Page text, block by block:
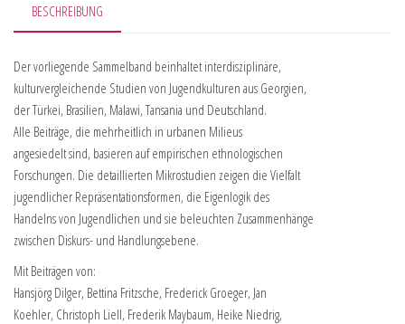
BESCHREIBUNG
Der vorliegende Sammelband beinhaltet interdisziplinäre,
kulturvergleichende Studien von Jugendkulturen aus Georgien,
der Türkei, Brasilien, Malawi, Tansania und Deutschland.
Alle Beiträge, die mehrheitlich in urbanen Milieus
angesiedelt sind, basieren auf empirischen ethnologischen
Forschungen. Die detaillierten Mikrostudien zeigen die Vielfalt
jugendlicher Repräsentationsformen, die Eigenlogik des
Handelns von Jugendlichen und sie beleuchten Zusammenhänge
zwischen Diskurs- und Handlungsebene.
Mit Beiträgen von:
Hansjörg Dilger, Bettina Fritzsche, Frederick Groeger, Jan
Koehler, Christoph Liell, Frederik Maybaum, Heike Niedrig,